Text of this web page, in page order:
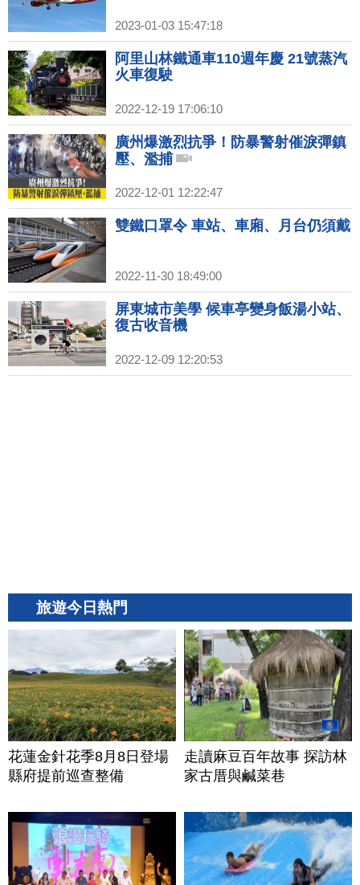
2023-01-03 15:47:18
阿里山林鐵通車110週年慶 21號蒸汽
火車復駛
2022-12-19 17:06:10
廣州爆激烈抗爭！防暴警射催淚彈鎮
壓、濫捕
2022-12-01 12:22:47
雙鐵口罩令 車站、車廂、月台仍須戴
2022-11-30 18:49:00
屏東城市美學 候車亭變身飯湯小站、
復古收音機
2022-12-09 12:20:53
旅遊今日熱門
花蓮金針花季8月8日登場
縣府提前巡查整備
走讀麻豆百年故事 探訪林
家古厝與鹹菜巷